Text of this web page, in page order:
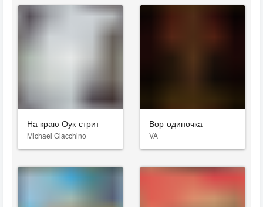
На краю Оук-стрит
Michael Giacchino
Вор-одиночка
VA